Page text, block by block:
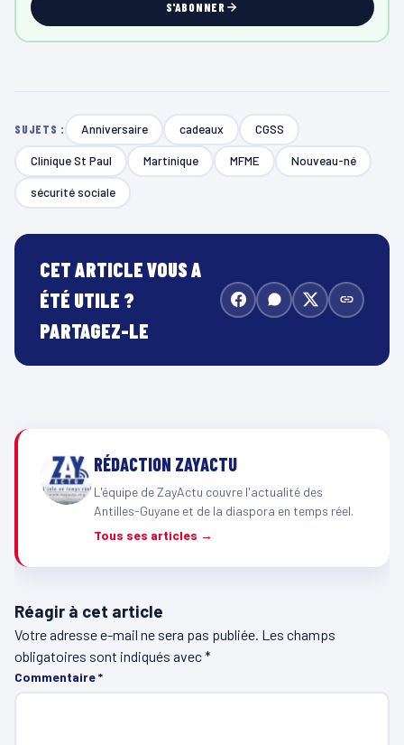
S'ABONNER
SUJETS : Anniversaire cadeaux CGSS
Clinique St Paul Martinique MFME Nouveau-né
sécurité sociale
CET ARTICLE VOUS A
ÉTÉ UTILE ?
PARTAGEZ-LE
RÉDACTION ZAYACTU
L'équipe de ZayActu couvre l'actualité des
Antilles-Guyane et de la diaspora en temps réel.
Tous ses articles →
Réagir à cet article
Votre adresse e-mail ne sera pas publiée. Les champs
obligatoires sont indiqués avec*
Commentaire*